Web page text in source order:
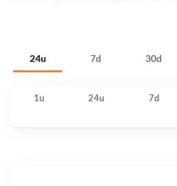
24u 7d 30d
1u 24u 7d